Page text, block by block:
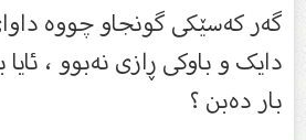
گەر کەسێکی گونجاو چووە
دایک و باوکی ڕازی نەبوو ، ئایا
بار دەبن ؟